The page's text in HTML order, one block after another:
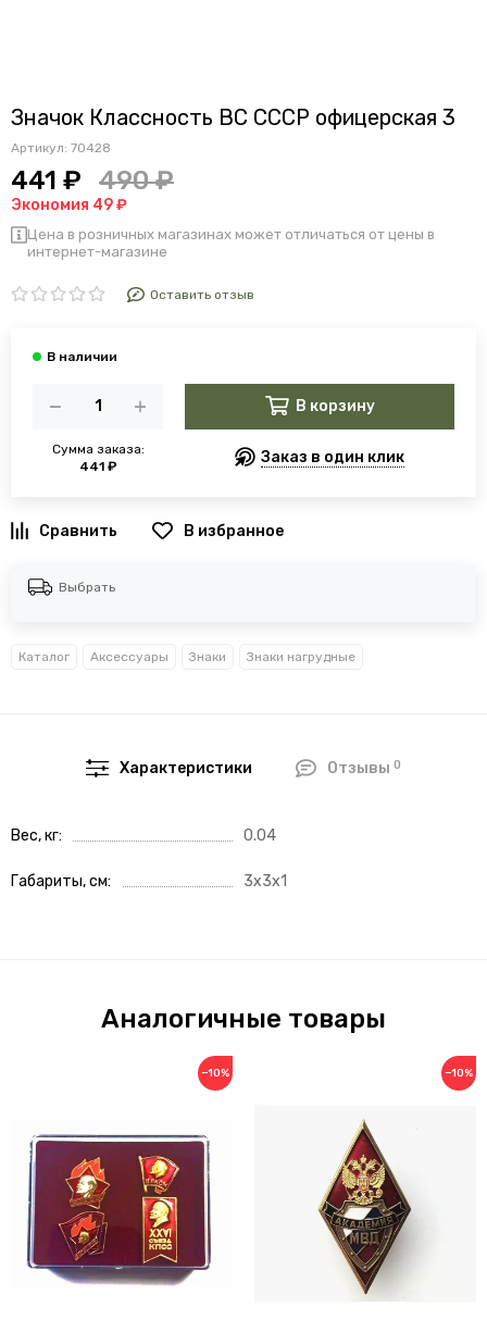
Значок Классность ВС СССР офицерская 3
Артикул: 70428
441 ₽ 490 ₽
Экономия 49 ₽
Цена в розничных магазинах может отличаться от цены в
интернет-магазине
Оставить отзыв
Сумма заказа:
441 ₽
В корзину
Заказ в один клик
В избранное
Выбрать
Каталог Аксессуары Знаки Знаки нагрудные
Характеристики Отзывы 0
Вес, кг 0.04
Габариты, см 3x3x1
Аналогичные товары
−10% −10%